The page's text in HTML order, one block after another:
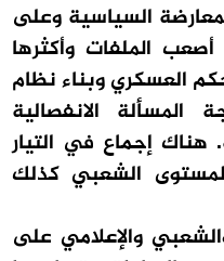
السياسية وعلى
أصعب الملفات وأكثرها
العسكري وبناء نظام
المسألة الانفصالية
هناك إجماع في التيار
الشعبي كذلك
والإعلامي على